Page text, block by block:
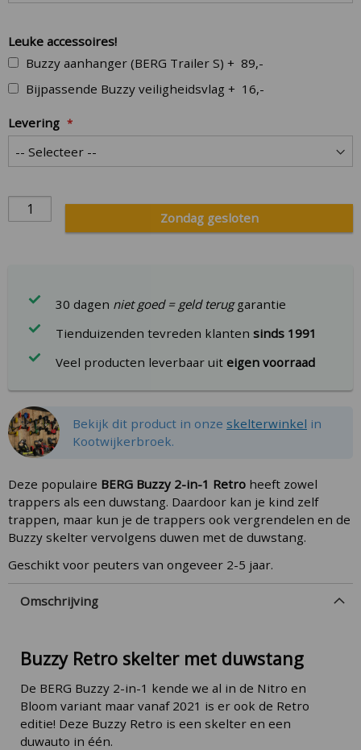
Leuke accessoires!
Buzzy aanhanger (BERG Trailer S) + 89,-
Bijpassende Buzzy veiligheidsvlag + 16,-
Levering
Zondag gesloten
30 dagen niet goed = geld teruggarantie
Tienduizenden tevreden klantensinds 1991
Veel producten leverbaar uiteigen voorraad
Bekijk dit product in onze skelterwinkel in
Kootwijkerbroek.
Deze populaire BERG Buzzy 2-in-1 Retro heeft zowel
trappers als een duwstang. Daardoor kan je kind zelf
trappen, maar kun je de trappers ook vergrendelen en de
Buzzy skelter vervolgens duwen met de duwstang.
Geschikt voor peuters van ongeveer 2-5 jaar.
Omschrijving
Buzzy Retro skelter met duwstang
De BERG Buzzy 2-in-1 kende we al in de Nitro en
Bloom variant maar vanaf 2021 is er ook de Retro
editie! Deze Buzzy Retro is een skelter en een
duwauto in één.